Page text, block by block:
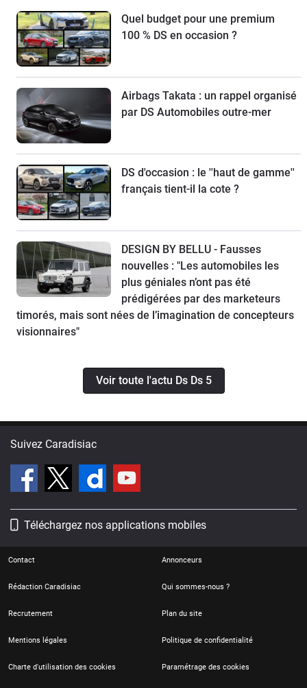
Quel budget pour une premium
100 % DS en occasion ?
Airbags Takata : un rappel organisé
par DS Automobiles outre-mer
DS d'occasion : le ''haut de gamme''
français tient-il la cote ?
DESIGN BY BELLU - Fausses
nouvelles : "Les automobiles les
plus géniales n’ont pas été
prédigérées par des marketeurs
timorés, mais sont nées de l’imagination de concepteurs
visionnaires"
Voir toute l'actu Ds Ds 5
Suivez Caradisiac
Téléchargez nos applications mobiles
Contact Annonceurs
Rédaction Caradisiac Qui sommes-nous ?
Recrutement Plan du site
Mentions légales Politique de confidentialité
Charte d'utilisation des cookies Paramétrage des cookies